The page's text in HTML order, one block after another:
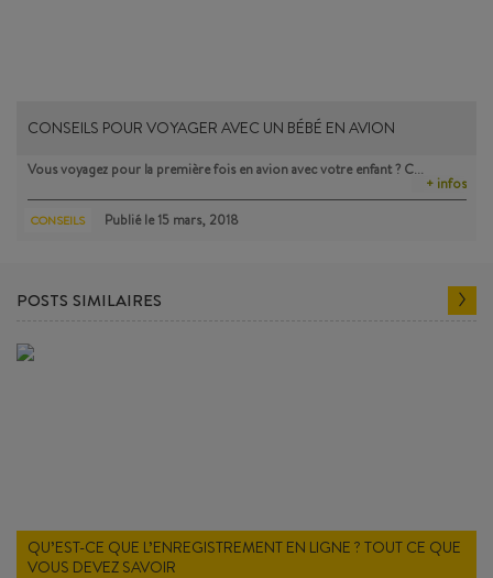
CONSEILS POUR VOYAGER AVEC UN BÉBÉ EN AVION
Vous voyagez pour la première fois en avion avec votre enfant ? C…
+ infos
CONSEILS Publié le15 mars, 2018
POSTS SIMILAIRES
QU’EST-CE QUE L’ENREGISTREMENT EN LIGNE ? TOUT CE QUE
VOUS DEVEZ SAVOIR